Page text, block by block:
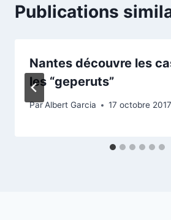
Publications
Nantes découvre les
les “geperuts”
ParAlbert Garcia 17 octobre 2017